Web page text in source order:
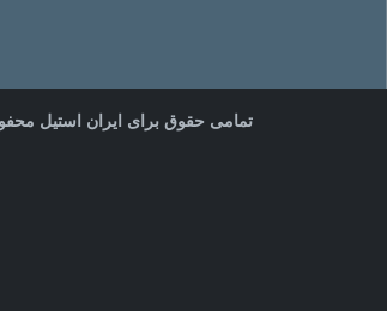
تمامی حقوق برای ایران استیل